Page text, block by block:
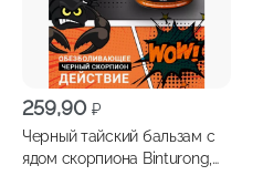
259,90 ₽
Черный тайский бальзам с
ядом скорпиона Binturong,